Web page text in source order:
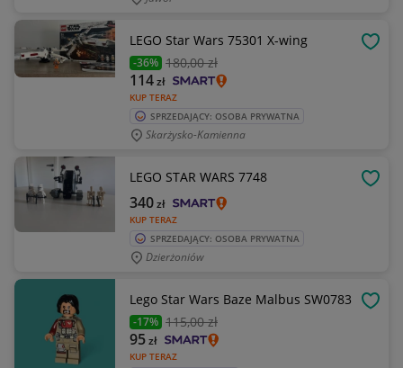
LEGO Star Wars 75301 X-wing
-36% 180,00 zł
KUP TERAZ
114zł
SPRZEDAJĄCY: OSOBA PRYWATNA
Skarżysko-Kamienna
LEGO STAR WARS 7748
KUP TERAZ
340zł
SPRZEDAJĄCY: OSOBA PRYWATNA
Dzierżoniów
Lego Star Wars Baze Malbus SW0783
-17% 115,00 zł
KUP TERAZ
95zł